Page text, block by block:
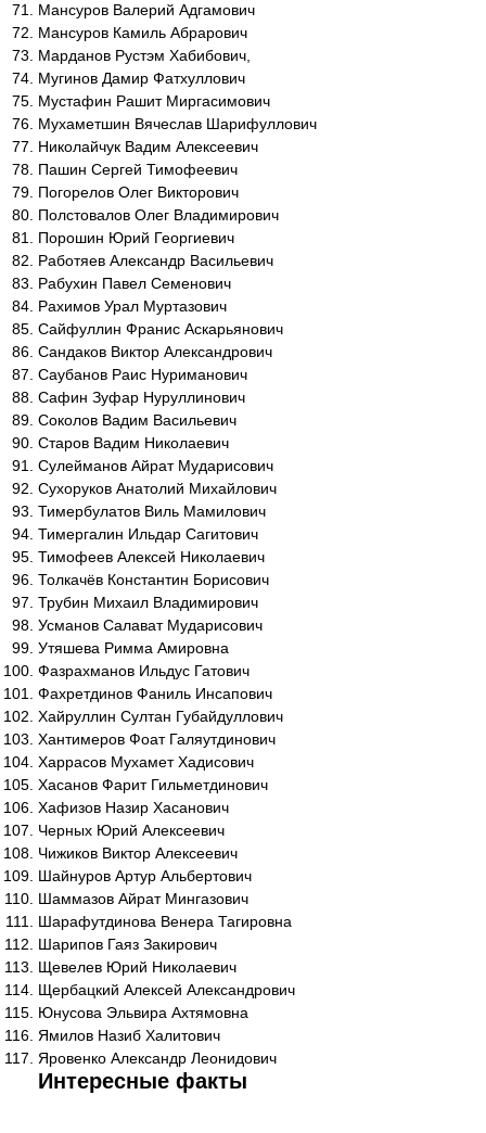
Мансуров Валерий Адгамович
Мансуров Камиль Абрарович
Марданов Рустэм Хабибович,
Мугинов Дамир Фатхуллович
Мустафин Рашит Миргасимович
Мухаметшин Вячеслав Шарифуллович
Николайчук Вадим Алексеевич
Пашин Сергей Тимофеевич
Погорелов Олег Викторович
Полстовалов Олег Владимирович
Порошин Юрий Георгиевич
Работяев Александр Васильевич
Рабухин Павел Семенович
Рахимов Урал Муртазович
Сайфуллин Франис Аскарьянович
Сандаков Виктор Александрович
Саубанов Раис Нуриманович
Сафин Зуфар Нуруллинович
Соколов Вадим Васильевич
Старов Вадим Николаевич
Сулейманов Айрат Мударисович
Сухоруков Анатолий Михайлович
Тимербулатов Виль Мамилович
Тимергалин Ильдар Сагитович
Тимофеев Алексей Николаевич
Толкачёв Константин Борисович
Трубин Михаил Владимирович
Усманов Салават Мударисович
Утяшева Римма Амировна
Фазрахманов Ильдус Гатович
Фахретдинов Фаниль Инсапович
Хайруллин Султан Губайдуллович
Хантимеров Фоат Галяутдинович
Харрасов Мухамет Хадисович
Хасанов Фарит Гильметдинович
Хафизов Назир Хасанович
Черных Юрий Алексеевич
Чижиков Виктор Алексеевич
Шайнуров Артур Альбертович
Шаммазов Айрат Мингазович
Шарафутдинова Венера Тагировна
Шарипов Гаяз Закирович
Щевелев Юрий Николаевич
Щербацкий Алексей Александрович
Юнусова Эльвира Ахтямовна
Ямилов Назиб Халитович
Яровенко Александр Леонидович
Интересные факты